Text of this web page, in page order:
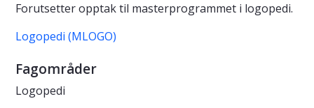
Forutsetter opptak til masterprogrammet i logopedi.
Logopedi (MLOGO)
Fagområder
Logopedi